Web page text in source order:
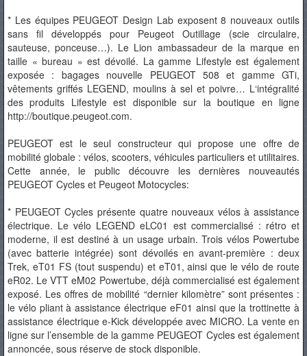
* Les équipes PEUGEOT Design Lab exposent 8 nouveaux outils
sans fil développés pour Peugeot Outillage (scie circulaire,
sauteuse, ponceuse…). Le Lion ambassadeur de la marque en
taille « bureau » est dévoilé. La gamme Lifestyle est également
exposée : bagages nouvelle PEUGEOT 508 et gamme GTi,
vêtements griffés LEGEND, moulins à sel et poivre… L‘intégralité
des produits Lifestyle est disponible sur la boutique en ligne
http://boutique.peugeot.com.
PEUGEOT est le seul constructeur qui propose une offre de
mobilité globale : vélos, scooters, véhicules particuliers et utilitaires.
Cette année, le public découvre les dernières nouveautés
PEUGEOT Cycles et Peugeot Motocycles:
* PEUGEOT Cycles présente quatre nouveaux vélos à assistance
électrique. Le vélo LEGEND eLC01 est commercialisé : rétro et
moderne, il est destiné à un usage urbain. Trois vélos Powertube
(avec batterie intégrée) sont dévoilés en avant-première : deux
Trek, eT01 FS (tout suspendu) et eT01, ainsi que le vélo de route
eR02. Le VTT eM02 Powertube, déjà commercialisé est également
exposé. Les offres de mobilité “dernier kilomètre” sont présentes :
le vélo pliant à assistance électrique eF01 ainsi que la trottinette à
assistance électrique e-Kick développée avec MICRO. La vente en
ligne sur l’ensemble de la gamme PEUGEOT Cycles est également
annoncée, sous réserve de stock disponible.